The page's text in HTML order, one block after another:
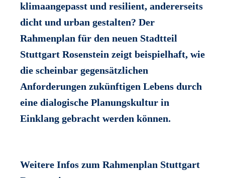
klimaangepasst und resilient, andererseits
dicht und urban gestalten? Der
Rahmenplan für den neuen Stadtteil
Stuttgart Rosenstein zeigt beispielhaft, wie
die scheinbar gegensätzlichen
Anforderungen zukünftigen Lebens durch
eine dialogische Planungskultur in
Einklang gebracht werden können.
Weitere Infos zum Rahmenplan Stuttgart